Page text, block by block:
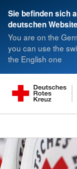
Sie befinden sich
deutschen Website
You are on the
you can use the
the English one